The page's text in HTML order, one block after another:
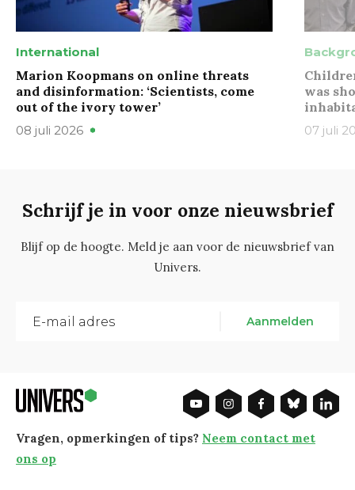
International
Marion Koopmans on online threats
and disinformation: ‘Scientists, come
out of the ivory tower’
08 juli 2026
was
07 juli
Schrijf je in voor onze nieuwsbrief
Blijf op de hoogte. Meld je aan voor de nieuwsbrief van
Univers.
Aanmelden
Vragen, opmerkingen of tips? Neem contact met
ons op